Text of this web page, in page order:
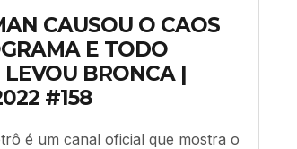
CAUSOU O CAOS
E TODO
BRONCA |
#158
é um canal oficial que mostra o